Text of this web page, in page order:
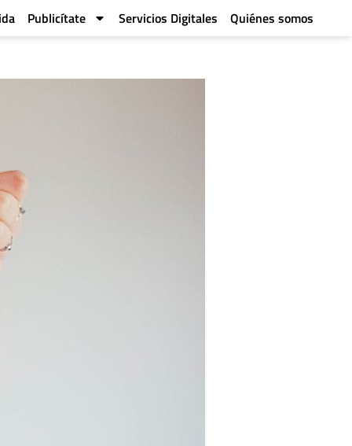
Publicítate Servicios Digitales Quiénes somos